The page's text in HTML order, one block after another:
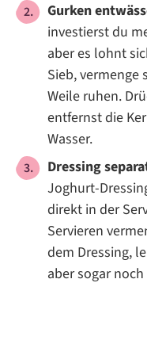
Gurken
investierst du
aber es lohnt
Sieb, vermenge
Weile ruhen.
entfernst die
Wasser.
Dressing
Joghurt-
direkt in der
Servieren
dem Dressing,
aber sogar noch